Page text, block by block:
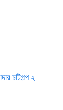
চটিগল্প ২